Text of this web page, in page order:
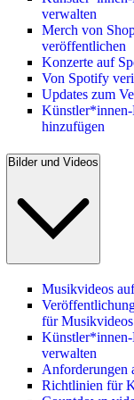
verwalten
Merch von
veröffentlichen
Konzerte auf
Von Spotify
Updates zum
hinzufügen
Bilder und Videos
Musikvideos
für Musikvideos
verwalten
Anforderungen
Richtlinien für